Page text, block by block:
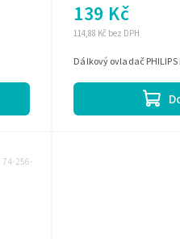
114,88 Kč bez DPH
139 Kč
Dálkový ovladač PHILIPS
74-256-